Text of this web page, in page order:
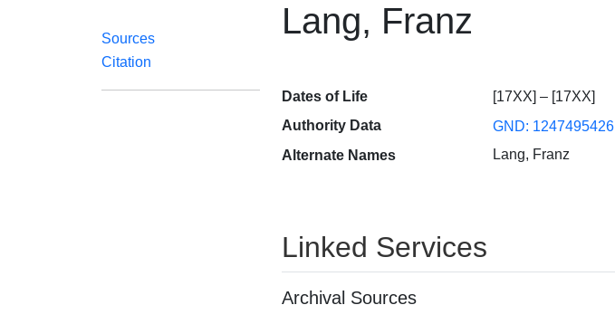
Sources
Citation
Lang, Franz
Dates of Life
[17XX] – [17XX]
Authority Data
GND: 1247495426
Alternate Names
Lang, Franz
Linked Services
Archival Sources